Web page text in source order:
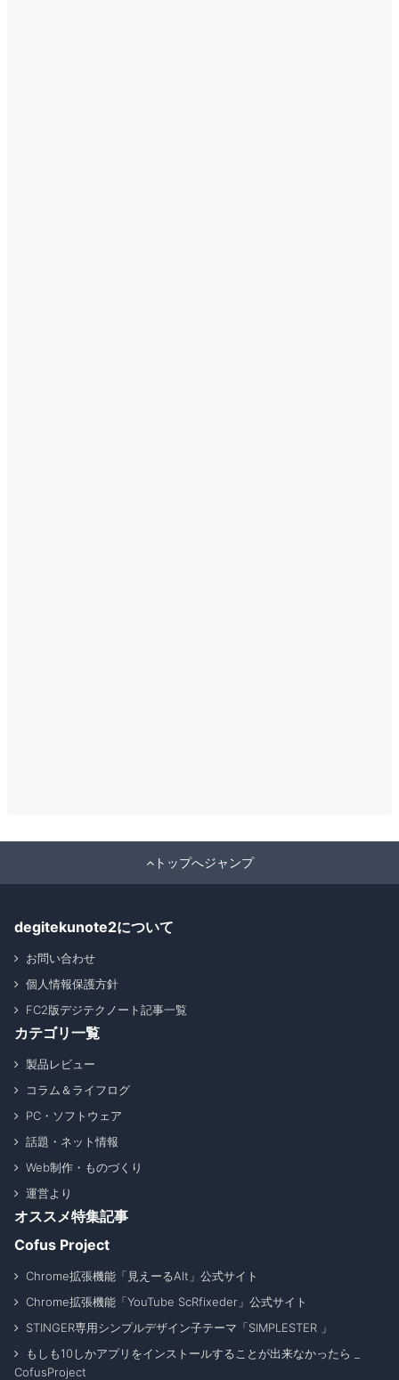
トップへジャンプ
degitekunote2について
お問い合わせ
個人情報保護方針
FC2版デジテクノート記事一覧
カテゴリ一覧
製品レビュー
コラム＆ライフログ
PC・ソフトウェア
話題・ネット情報
Web制作・ものづくり
運営より
オススメ特集記事
Cofus Project
Chrome拡張機能「見えーるAlt」公式サイト
Chrome拡張機能「YouTube ScRfixeder」公式サイト
STINGER専用シンプルデザイン子テーマ「SIMPLESTER 」
もしも10しかアプリをインストールすることが出来なかったら _
CofusProject